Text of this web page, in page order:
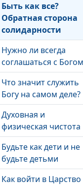
Быть как все?
Обратная сторона
солидарности
Нужно ли всегда
соглашаться с
Что значит служить
Богу на самом деле?
Духовная и
физическая чистота
Будьте как дети и не
будьте детьми
Как войти в Царство